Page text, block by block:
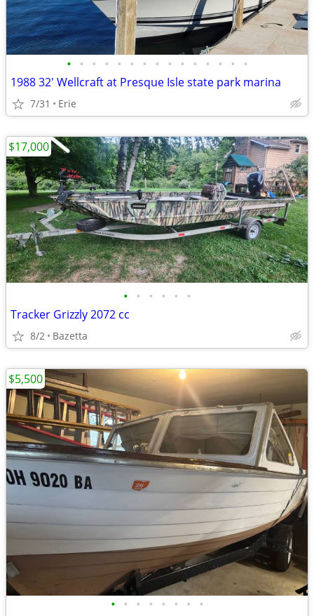
• • • • • • • • • • • • • • •
1988 32' Wellcraft at Presque Isle state park marina
7/31 Erie
• • • • • •
Tracker Grizzly 2072 cc
8/2 Bazetta
$17,000
• • • • • • • •
$5,500